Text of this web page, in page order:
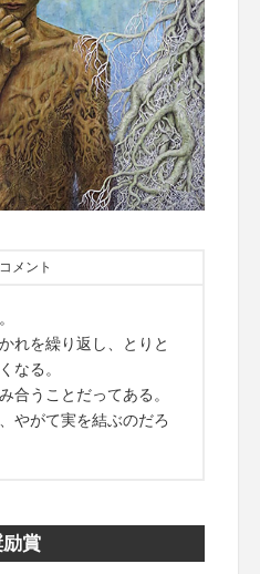
メント
れを繰り返し、とりと
なる。
合うことだってある。
やがて実を結ぶのだろ
賞